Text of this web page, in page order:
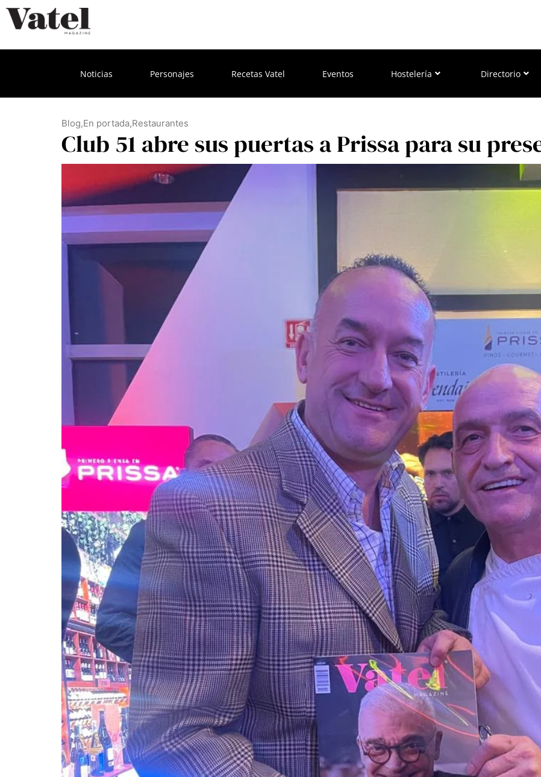
Noticias Personajes Recetas Vatel Eventos Hostelería Directorio
Blog,En portada,Restaurantes
Club 51 abre sus puertas a Prissa para su